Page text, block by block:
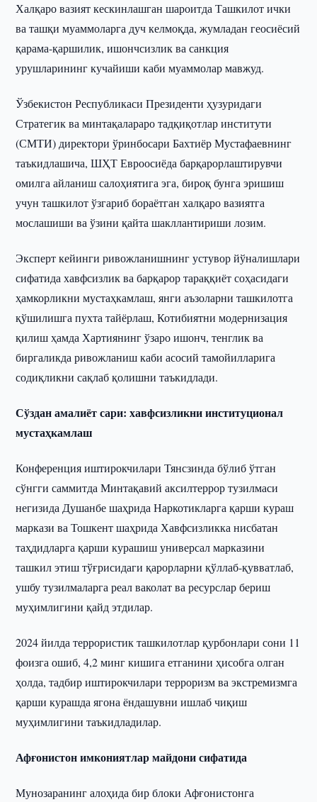
Халқаро вазият кескинлашган шароитда Ташкилот ички
ва ташқи муаммоларга дуч келмоқда, жумладан геосиёсий
қарама-қаршилик, ишончсизлик ва санкция
урушларининг кучайиши каби муаммолар мавжуд.
Ўзбекистон Республикаси Президенти ҳузуридаги
Стратегик ва минтақалараро тадқиқотлар институти
(СМТИ) директори ўринбосари Бахтиёр Мустафаевнинг
таъкидлашича, ШҲТ Евроосиёда барқарорлаштирувчи
омилга айланиш салоҳиятига эга, бироқ бунга эришиш
учун ташкилот ўзгариб бораётган халқаро вазиятга
мослашиши ва ўзини қайта шакллантириши лозим.
Эксперт кейинги ривожланишнинг устувор йўналишлари
сифатида хавфсизлик ва барқарор тараққиёт соҳасидаги
ҳамкорликни мустаҳкамлаш, янги аъзоларни ташкилотга
қўшилишга пухта тайёрлаш, Котибиятни модернизация
қилиш ҳамда Хартиянинг ўзаро ишонч, тенглик ва
биргаликда ривожланиш каби асосий тамойилларига
содиқликни сақлаб қолишни таъкидлади.
Сўздан амалиёт сари: хавфсизликни институционал
мустаҳкамлаш
Конференция иштирокчилари Тянсзинда бўлиб ўтган
сўнгги саммитда Минтақавий аксилтеррор тузилмаси
негизида Душанбе шаҳрида Наркотикларга қарши кураш
маркази ва Тошкент шаҳрида Хавфсизликка нисбатан
таҳдидларга қарши курашиш универсал марказини
ташкил этиш тўғрисидаги қарорларни қўллаб-қувватлаб,
ушбу тузилмаларга реал ваколат ва ресурслар бериш
муҳимлигини қайд этдилар.
2024 йилда террористик ташкилотлар қурбонлари сони 11
фоизга ошиб, 4,2 минг кишига етганини ҳисобга олган
ҳолда, тадбир иштирокчилари терроризм ва экстремизмга
қарши курашда ягона ёндашувни ишлаб чиқиш
муҳимлигини таъкидладилар.
Афғонистон имкониятлар майдони сифатида
Мунозаранинг алоҳида бир блоки Афғонистонга